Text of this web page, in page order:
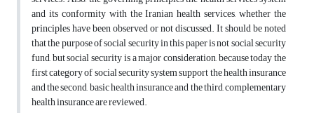
and its conformity with the Iranian health services, whether the
principles have been observed or not discussed. It should be noted
that the purpose of social security in this paper is not social security
fund, but social security is a major consideration, because today the
first category of social security system support the health insurance
and the second, basic health insurance and the third, complementary
health insurance are reviewed.